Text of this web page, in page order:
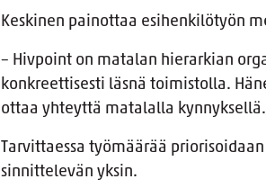
Keskinen painottaa esihenkilötyön
– Hivpoint on matalan hierarkian
konkreettisesti läsnä toimistolla.
ottaa yhteyttä matalalla kynnyksellä.
Tarvittaessa työmäärää
sinnittelevän yksin.